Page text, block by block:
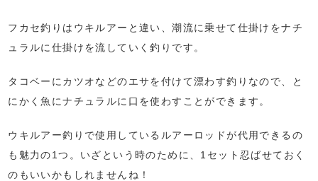
フカセ釣りはウキルアーと違い、潮流に乗せて仕掛けをナチ
ュラルに仕掛けを流していく釣りです。
タコベーにカツオなどのエサを付けて漂わす釣りなので、と
にかく魚にナチュラルに口を使わすことができます。
ウキルアー釣りで使用しているルアーロッドが代用できるの
も魅力の1つ。いざという時のために、1セット忍ばせておく
のもいいかもしれませんね！